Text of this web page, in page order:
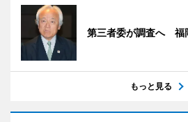
第三者委が調査へ 福
もっと見る